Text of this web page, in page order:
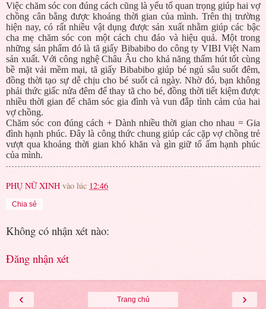
Việc chăm sóc con đúng cách cũng là yếu tố quan trọng giúp hai vợ
chồng cân bằng được khoảng thời gian của mình. Trên thị trường
hiện nay, có rất nhiều vật dụng được sản xuất nhằm giúp các bậc
cha mẹ chăm sóc con một cách chu đáo và hiệu quả. Một trong
những sản phẩm đó là tã giấy Bibabibo do công ty VIBI Việt Nam
sản xuất. Với công nghệ Châu Âu cho khả năng thấm hút tốt cùng
bề mặt vải mềm mại, tã giấy Bibabibo giúp bé ngủ sâu suốt đêm,
đồng thời tạo sự dễ chịu cho bé suốt cả ngày. Nhờ đó, bạn không
phải thức giấc nửa đêm để thay tã cho bé, đồng thời tiết kiệm được
nhiều thời gian để chăm sóc gia đình và vun đắp tình cảm của hai
vợ chồng.
Chăm sóc con đúng cách + Dành nhiều thời gian cho nhau = Gia
đình hạnh phúc. Đây là công thức chung giúp các cặp vợ chồng trẻ
vượt qua khoảng thời gian khó khăn và gìn giữ tổ ấm hạnh phúc
của mình.
PHỤ NỮ XINH vào lúc 12:46
Chia sẻ
Không có nhận xét nào:
Đăng nhận xét
‹ ›
Trang chủ